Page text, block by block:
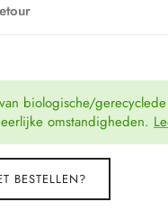
biologische/
omstandigheden.
BESTELLEN?